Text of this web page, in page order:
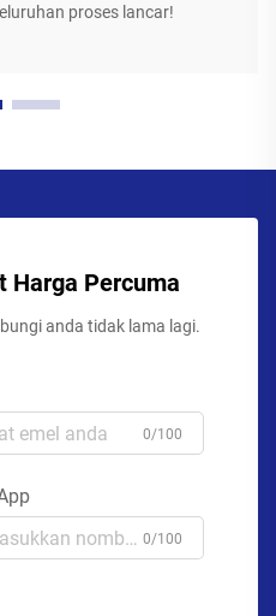
proses lancar!
Harga Percuma
anda tidak lama lagi.
0/100
0/100